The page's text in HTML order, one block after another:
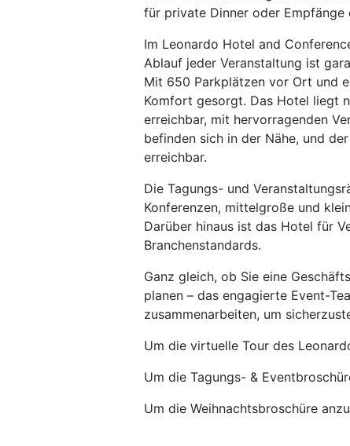
für private Dinner oder Empfänge
Im Leonardo Hotel and
Ablauf jeder Veranstaltung ist
Mit 650 Parkplätzen vor Ort und
Komfort gesorgt. Das Hotel liegt
erreichbar, mit hervorragenden
befinden sich in der Nähe, und
erreichbar.
Die Tagungs- und
Konferenzen, mittelgroße und
Darüber hinaus ist das Hotel für
Branchenstandards.
Ganz gleich, ob Sie eine
planen – das engagierte Event-
zusammenarbeiten, um
Um die virtuelle Tour des
Um die Tagungs- &
Um die Weihnachtsbroschüre